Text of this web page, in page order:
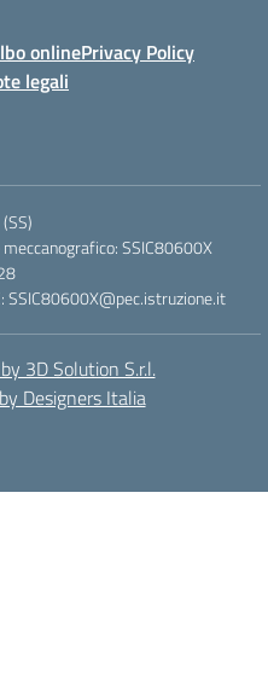
onlinePrivacy Policy
legali
SSIC80600X
SSIC80600X@pec.istruzione.it
3D Solution S.r.l.
Designers Italia